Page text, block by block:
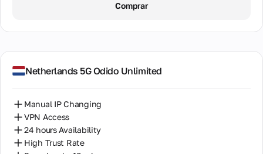
14 Days / ∞ GB / $85.00
30 Days / ∞ GB / $162.00
Comprar
Netherlands 5G Odido Unlimited
Manual IP Changing
VPN Access
24 hours Availability
High Trust Rate